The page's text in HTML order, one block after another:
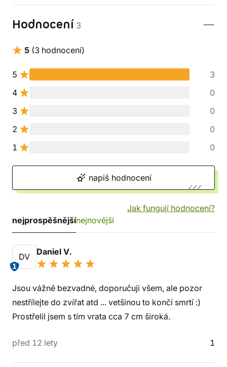
Hodnocení 3
5 (3 hodnocení)
5
3
4
0
3
0
2
0
1
0
napiš hodnocení
Jak fungují hodnocení?
nejprospěšnějšínejnovější
DV
1
Daniel V.
Jsou vážně bezvadné, doporučuji všem, ale pozor
nestřílejte do zvířat atd ... vetšinou to končí smrtí :)
Prostřelil jsem s tím vrata cca 7 cm široká.
před 12 lety 1